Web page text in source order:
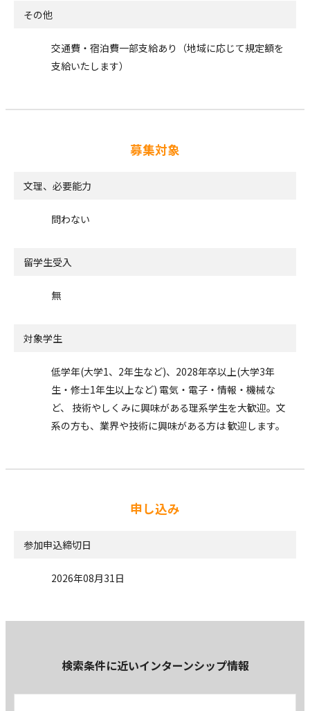
その他
交通費・宿泊費一部支給あり（地域に応じて規定額を
支給いたします）
募集対象
文理、必要能力
問わない
留学生受入
無
対象学生
低学年(大学1、2年生など)、2028年卒以上(大学3年
生・修士1年生以上など) 電気・電子・情報・機械な
ど、 技術やしくみに興味がある理系学生を大歓迎。文
系の方も、業界や技術に興味がある方は 歓迎します。
申し込み
参加申込締切日
2026年08月31日
検索条件に近いインターンシップ情報